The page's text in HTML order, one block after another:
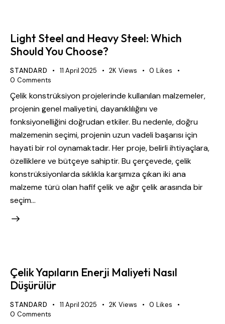
Light Steel and Heavy Steel: Which
Should You Choose?
STANDARD 11 April 2025 2K Views 0 Likes
0 Comments
Çelik konstrüksiyon projelerinde kullanılan malzemeler,
projenin genel maliyetini, dayanıklılığını ve
fonksiyonelliğini doğrudan etkiler. Bu nedenle, doğru
malzemenin seçimi, projenin uzun vadeli başarısı için
hayati bir rol oynamaktadır. Her proje, belirli ihtiyaçlara,
özelliklere ve bütçeye sahiptir. Bu çerçevede, çelik
konstrüksiyonlarda sıklıkla karşımıza çıkan iki ana
malzeme türü olan hafif çelik ve ağır çelik arasında bir
seçim…
Çelik Yapıların Enerji Maliyeti Nasıl
Düşürülür
STANDARD 11 April 2025 2K Views 0 Likes
0 Comments